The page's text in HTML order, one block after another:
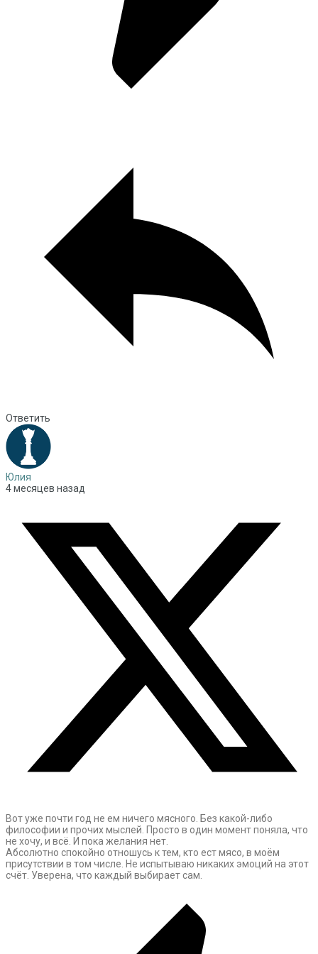
Ответить
Юлия
4 месяцев назад
Вот уже почти год не ем ничего мясного. Без какой-либо
философии и прочих мыслей. Просто в один момент поняла, что
не хочу, и всё. И пока желания нет.
Абсолютно спокойно отношусь к тем, кто ест мясо, в моём
присутствии в том числе. Не испытываю никаких эмоций на этот
счёт. Уверена, что каждый выбирает сам.